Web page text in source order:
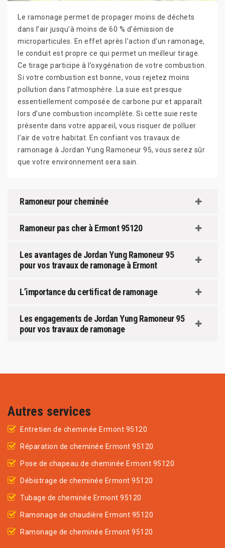
Le ramonage permet de propager moins de déchets
dans l’air jusqu’à moins de 60 % d’émission de
microparticules. En effet après l’action d’un ramonage,
le conduit est propre ce qui permet un meilleur tirage.
Ce tirage participe à l’oxygénation de votre combustion.
Si votre combustion est bonne, vous rejetez moins
pollution dans l’atmosphère. La suie est presque
essentiellement composée de carbone pur et apparaît
lors d’une combustion incomplète. Si cette suie reste
présente dans votre appareil, vous risquer de polluer
l’air de votre habitat. En confiant vos travaux de
ramonage à Jordan Yung Ramoneur 95, vous serez sûr
que votre environnement sera sain.
Ramoneur pour cheminée
Ramoneur pas cher à Ermont 95120
Les avantages de Jordan Yung Ramoneur 95
pour vos travaux de ramonage à Ermont
L’importance du certificat de ramonage
Les engagements de Jordan Yung Ramoneur 95
pour vos travaux de ramonage
Autres services
Entretien de cheminée Ermont 95120
Réparation de cheminée Ermont 95120
Pose de chapeau de cheminée Ermont 95120
Débistrage de cheminée Ermont 95120
Tubage de cheminée Ermont 95120
Ramonage de chaudière Ermont 95120
Ramonage de cheminée Ermont 95120